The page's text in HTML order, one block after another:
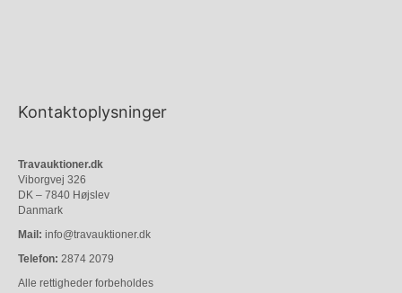
Kontaktoplysninger
Travauktioner.dk
Viborgvej 326
DK – 7840 Højslev
Danmark
Mail: info@travauktioner.dk
Telefon: 2874 2079
Alle rettigheder forbeholdes